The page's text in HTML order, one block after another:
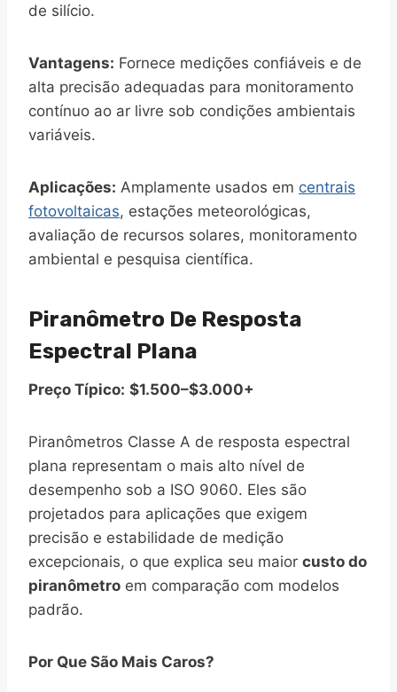
de silício.
Vantagens: Fornece medições confiáveis e de
alta precisão adequadas para monitoramento
contínuo ao ar livre sob condições ambientais
variáveis.
Aplicações: Amplamente usados em centrais
fotovoltaicas, estações meteorológicas,
avaliação de recursos solares, monitoramento
ambiental e pesquisa científica.
Piranômetro De Resposta
Espectral Plana
Preço Típico: $1.500–$3.000+
Piranômetros Classe A de resposta espectral
plana representam o mais alto nível de
desempenho sob a ISO 9060. Eles são
projetados para aplicações que exigem
precisão e estabilidade de medição
excepcionais, o que explica seu maior custo do
piranômetro em comparação com modelos
padrão.
Por Que São Mais Caros?